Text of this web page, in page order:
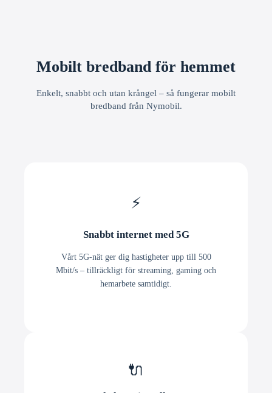
Mobilt bredband för hemmet
Enkelt, snabbt och utan krångel – så fungerar mobilt
bredband från Nymobil.
⚡
Snabbt internet med 5G
Vårt 5G-nät ger dig hastigheter upp till 500
Mbit/s – tillräckligt för streaming, gaming och
hemarbete samtidigt.
🔌